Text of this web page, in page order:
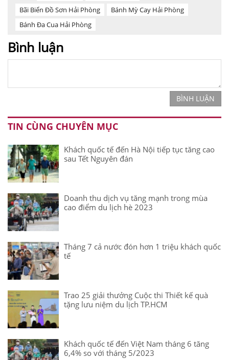
Bãi Biển Đồ Sơn Hải Phòng
Bánh Mỳ Cay Hải Phòng
Bánh Đa Cua Hải Phòng
Bình luận
BÌNH LUẬN
TIN CÙNG CHUYÊN MỤC
Khách quốc tế đến Hà Nội tiếp tục tăng cao
sau Tết Nguyên đán
Doanh thu dịch vụ tăng mạnh trong mùa
cao điểm du lịch hè 2023
Tháng 7 cả nước đón hơn 1 triệu khách quốc
tế
Trao 25 giải thưởng Cuộc thi Thiết kế quà
tặng lưu niệm du lịch TP.HCM
Khách quốc tế đến Việt Nam tháng 6 tăng
6,4% so với tháng 5/2023